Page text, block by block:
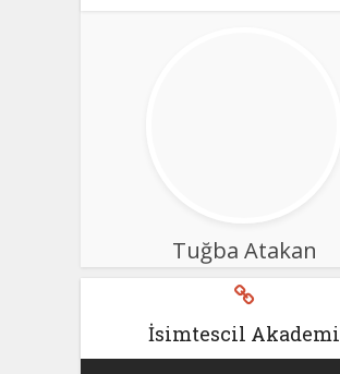
Tuğba Atakan
İsimtescil Akademi